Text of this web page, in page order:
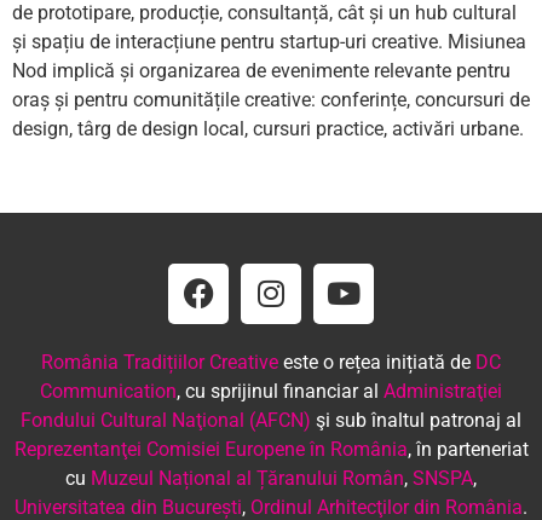
de prototipare, producție, consultanță, cât și un hub cultural
și spațiu de interacțiune pentru startup-uri creative. Misiunea
Nod implică și organizarea de evenimente relevante pentru
oraș și pentru comunitățile creative: conferințe, concursuri de
design, târg de design local, cursuri practice, activări urbane.
România Tradițiilor Creative este o rețea inițiată de DC
Communication, cu sprijinul financiar al Administraţiei
Fondului Cultural Naţional (AFCN) şi sub înaltul patronaj al
Reprezentanţei Comisiei Europene în România, în parteneriat
cu Muzeul Național al Țăranului Român, SNSPA,
Universitatea din București, Ordinul Arhitecţilor din România.